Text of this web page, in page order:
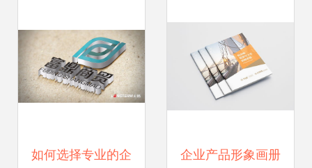
如何选择专业的企 企业产品形象画册